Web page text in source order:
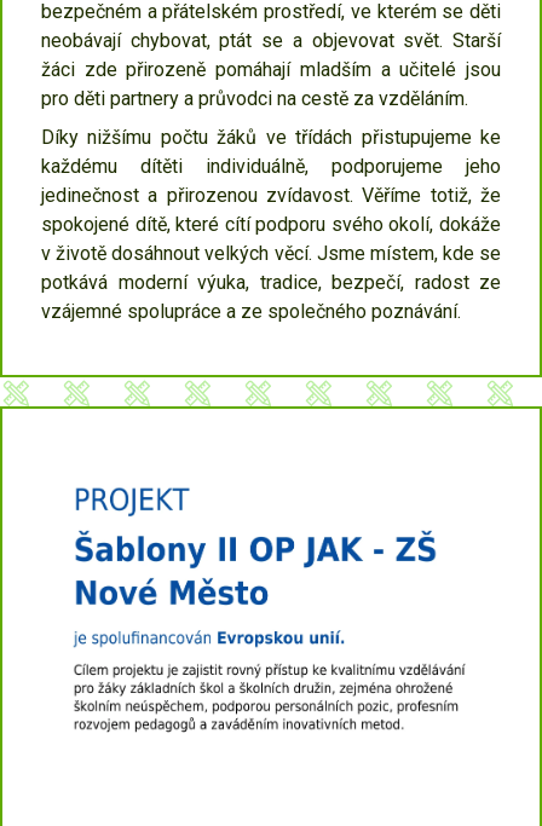
bezpečném a přátelském prostředí, ve kterém se děti
neobávají chybovat, ptát se a objevovat svět. Starší
žáci zde přirozeně pomáhají mladším a učitelé jsou
pro děti partnery a průvodci na cestě za vzděláním.
Díky nižšímu počtu žáků ve třídách přistupujeme ke
každému dítěti individuálně, podporujeme jeho
jedinečnost a přirozenou zvídavost. Věříme totiž, že
spokojené dítě, které cítí podporu svého okolí, dokáže
v životě dosáhnout velkých věcí. Jsme místem, kde se
potkává moderní výuka, tradice, bezpečí, radost ze
vzájemné spolupráce a ze společného poznávání.